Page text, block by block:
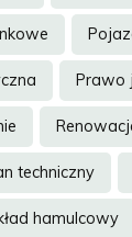
Prawo
techniczny
hamulcowy